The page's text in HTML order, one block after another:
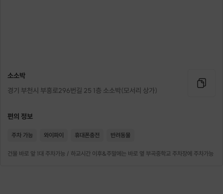
소소박
경기 부천시 부흥로296번길 25 1층 소소박(모서리 상가)
편의 정보
주차 가능 와이파이 휴대폰충전 반려동물
건물 바로 앞 1대 주차가능 / 하교시간 이후&주말에는 바로 옆 부곡중학교 주차장에 주차가능